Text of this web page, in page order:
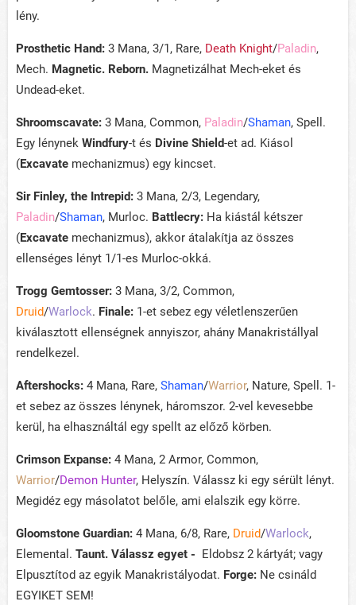
lény.
Prosthetic Hand: 3 Mana, 3/1, Rare, Death Knight/Paladin,
Mech. Magnetic. Reborn. Magnetizálhat Mech-eket és
Undead-eket.
Shroomscavate: 3 Mana, Common, Paladin/Shaman, Spell.
Egy lénynek Windfury-t és Divine Shield-et ad. Kiásol
(Excavate mechanizmus) egy kincset.
Sir Finley, the Intrepid: 3 Mana, 2/3, Legendary,
Paladin/Shaman, Murloc. Battlecry: Ha kiástál kétszer
(Excavate mechanizmus), akkor átalakítja az összes
ellenséges lényt 1/1-es Murloc-okká.
Trogg Gemtosser: 3 Mana, 3/2, Common,
Druid/Warlock. Finale: 1-et sebez egy véletlenszerűen
kiválasztott ellenségnek annyiszor, ahány Manakristállyal
rendelkezel.
Aftershocks: 4 Mana, Rare, Shaman/Warrior, Nature, Spell. 1-
et sebez az összes lénynek, háromszor. 2-vel kevesebbe
kerül, ha elhasználtál egy spellt az előző körben.
Crimson Expanse: 4 Mana, 2 Armor, Common,
Warrior/Demon Hunter, Helyszín. Válassz ki egy sérült lényt.
Megidéz egy másolatot belőle, ami elalszik egy körre.
Gloomstone Guardian: 4 Mana, 6/8, Rare, Druid/Warlock,
Elemental. Taunt. Válassz egyet - Eldobsz 2 kártyát; vagy
Elpusztítod az egyik Manakristályodat. Forge: Ne csináld
EGYIKET SEM!